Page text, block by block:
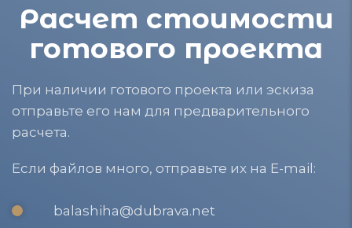
Расчет стоимости
готового проекта
При наличии готового проекта или эскиза
отправьте его нам для предварительного
расчета.
Если файлов много, отправьте их на E-mail:
balashiha@dubrava.net